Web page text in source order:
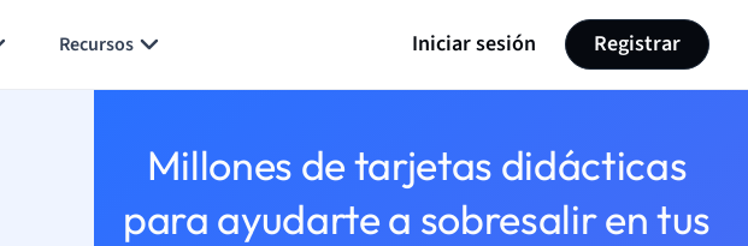
Recursos Iniciar sesión Registrar
Millones de tarjetas didácticas
para ayudarte a sobresalir en tus